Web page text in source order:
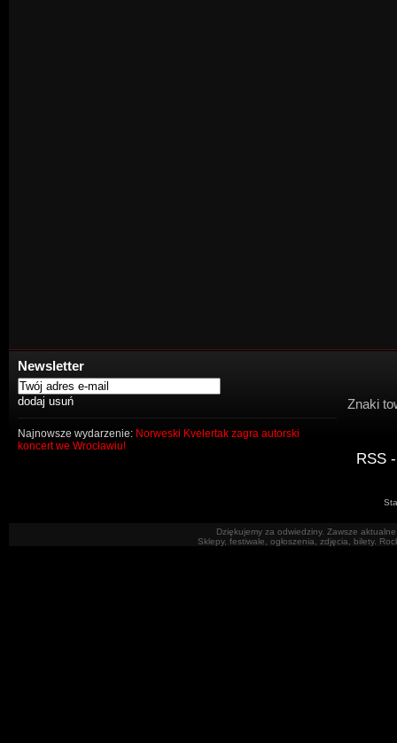
Newsletter
Najnowsze wydarzenie: Norweski Kvelertak zagra autorski
koncert we Wrocławiu!
Znaki
RSS
Dziękujemy za odwiedziny. Zawsze
Sklepy, festiwale, ogłoszenia, zdjęcia, bilety.